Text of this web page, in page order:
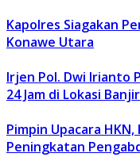
Kapolres Siagakan
Konawe Utara
Irjen Pol. Dwi Irianto
24 Jam di Lokasi
Pimpin Upacara
Peningkatan